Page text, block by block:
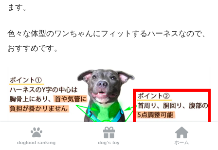
ます。
色々な体型のワンちゃんにフィットするハーネスなので、
おすすめです。
dogfood ranking dog’s toy ホーム